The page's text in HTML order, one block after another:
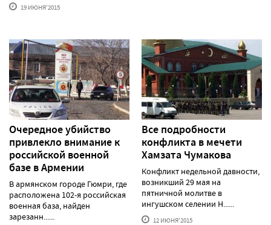
19 ИЮНЯ'2015
Очередное убийство
привлекло внимание к
российской военной
базе в Армении
В армянском городе Гюмри, где
расположена 102-я российская
военная база, найден
зарезанн......
Все подробности
конфликта в мечети
Хамзата Чумакова
Конфликт недельной давности,
возникший 29 мая на
пятничной молитве в
ингушском селении Н......
12 ИЮНЯ'2015